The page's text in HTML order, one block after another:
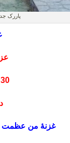
پاررک
30 / 2 / 1998
غزنۀ من عظمت